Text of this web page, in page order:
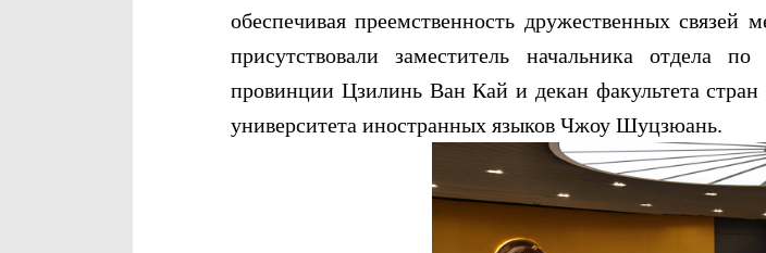
обеспечивая преемственность дружественных
присутствовали заместитель начальника отдела
провинции Цзилинь Ван Кай и декан факультета
университета иностранных языков Чжоу Шуцзюань.